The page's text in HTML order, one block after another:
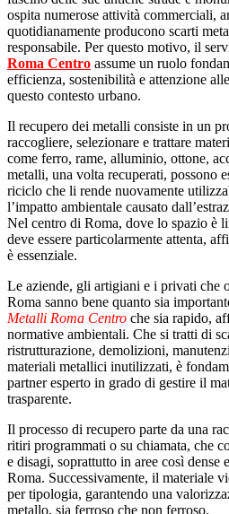
ospita numerose attività commerciali,
quotidianamente producono scarti
responsabile. Per questo motivo, il
Roma Centro assume un ruolo
efficienza, sostenibilità e attenzione
questo contesto urbano.
Il recupero dei metalli consiste in un
raccogliere, selezionare e trattare
come ferro, rame, alluminio, ottone,
metalli, una volta recuperati, possono
riciclo che li rende nuovamente
l’impatto ambientale causato
Nel centro di Roma, dove lo spazio è
deve essere particolarmente attenta,
è essenziale.
Le aziende, gli artigiani e i privati che
Roma sanno bene quanto sia
Metalli Roma Centro che sia rapido,
normative ambientali. Che si tratti di
ristrutturazione, demolizioni,
materiali metallici inutilizzati, è
partner esperto in grado di gestire il
trasparente.
Il processo di recupero parte da una
ritiri programmati o su chiamata, che
e disagi, soprattutto in aree così dense
Roma. Successivamente, il materiale
per tipologia, garantendo una
metallo, sia ferroso che non ferroso.